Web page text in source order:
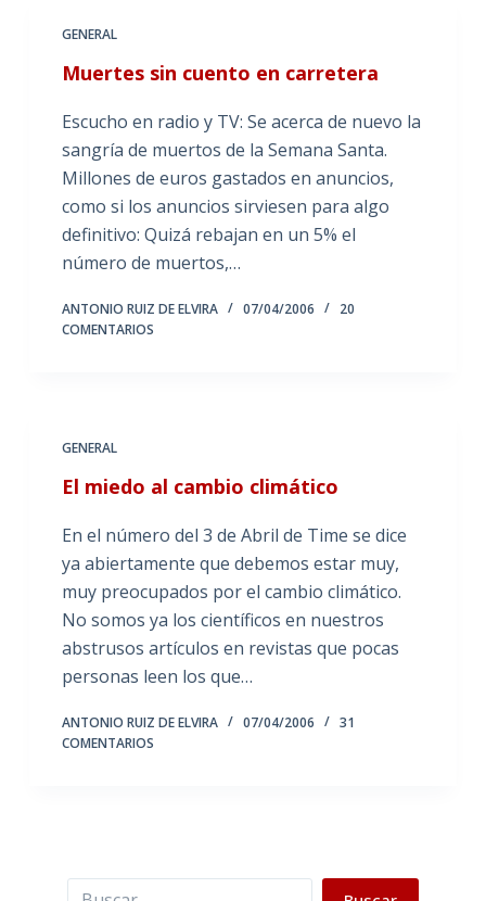
GENERAL
Muertes sin cuento en carretera
Escucho en radio y TV: Se acerca de nuevo la
sangría de muertos de la Semana Santa.
Millones de euros gastados en anuncios,
como si los anuncios sirviesen para algo
definitivo: Quizá rebajan en un 5% el
número de muertos,…
ANTONIO RUIZ DE ELVIRA 07/04/2006
20
COMENTARIOS
GENERAL
El miedo al cambio climático
En el número del 3 de Abril de Time se dice
ya abiertamente que debemos estar muy,
muy preocupados por el cambio climático.
No somos ya los científicos en nuestros
abstrusos artículos en revistas que pocas
personas leen los que…
ANTONIO RUIZ DE ELVIRA 07/04/2006
31
COMENTARIOS
Buscar